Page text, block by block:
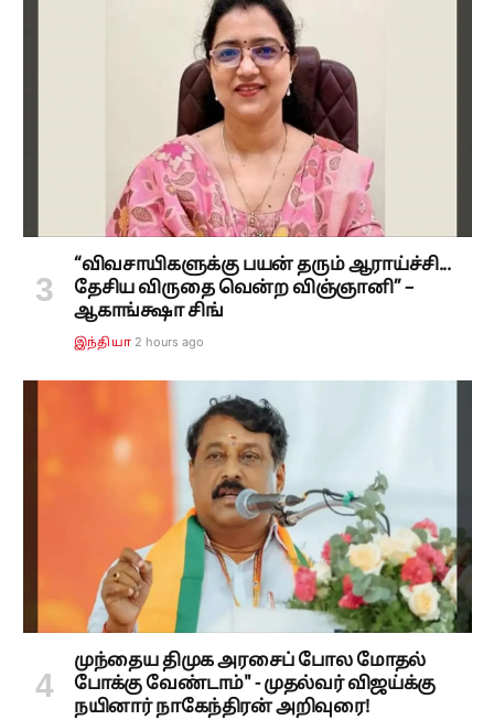
“விவசாயிகளுக்கு பயன் தரும் ஆராய்ச்சி...
தேசிய விருதை வென்ற விஞ்ஞானி” –
ஆகாங்க்ஷா சிங்
இந்தியா 2 hours ago
முந்தைய திமுக அரசைப் போல மோதல்
போக்கு வேண்டாம்" - முதல்வர் விஜய்க்கு
நயினார் நாகேந்திரன் அறிவுரை!